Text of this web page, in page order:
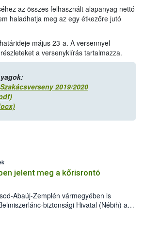
az összes felhasznált alapanyag nettó
haladhatja meg az egy étkezőre jutó
május 23-a. A versennyel
a versenykiírás tartalmazza.
2019/2020
jelent meg a kőrisrontó
Abaúj-Zemplén vármegyében is
biztonsági Hivatal (Nébih) a
(Agrilus planipennis) jelenlétét. A
találták meg, de már fertőzött